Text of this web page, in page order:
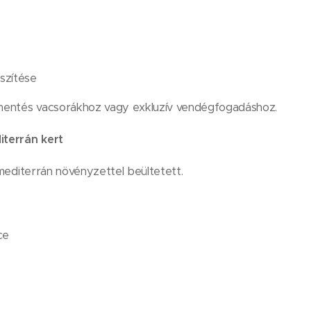
vacsorákhoz vagy exkluzív vendégfogadáshoz.
kert
növényzettel beültetett.